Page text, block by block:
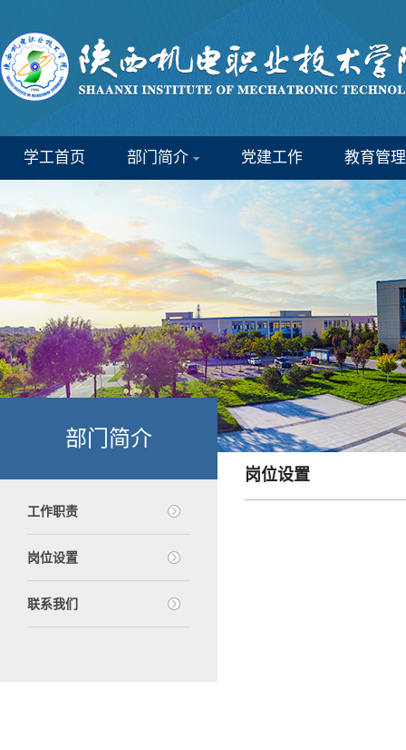
学工首页 部门简介 党建工作 教育管理
部门简介
工作职责
岗位设置
联系我们
岗位设置